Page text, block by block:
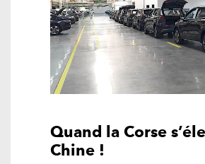
Quand la Corse
Chine !